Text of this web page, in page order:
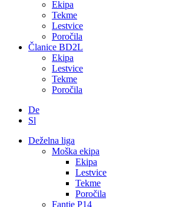
Ekipa
Tekme
Lestvice
Poročila
Članice BD2L
Ekipa
Lestvice
Tekme
Poročila
De
Sl
Deželna liga
Moška ekipa
Ekipa
Lestvice
Tekme
Poročila
Fantje P14